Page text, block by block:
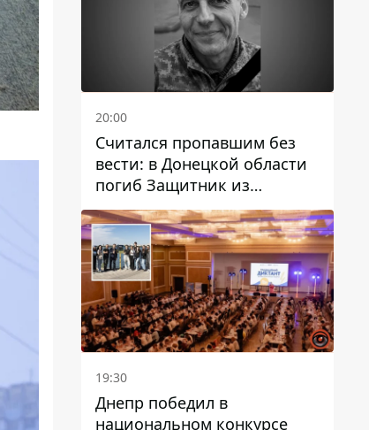
20:00
Считался пропавшим без
вести: в Донецкой области
погиб Защитник из
Каменского Антон
Красовский
19:30
Днепр победил в
национальном конкурсе